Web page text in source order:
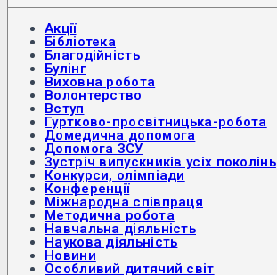
Акції
Бібліотека
Благодійність
Булінг
Виховна робота
Волонтерство
Вступ
Гуртково-просвітницька-робота
Домедична допомога
Допомога ЗСУ
Зустріч випускників усіх поколінь
Конкурси, олімпіади
Конференції
Міжнародна співпраця
Методична робота
Навчальна діяльність
Наукова діяльність
Новини
Особливий дитячий світ